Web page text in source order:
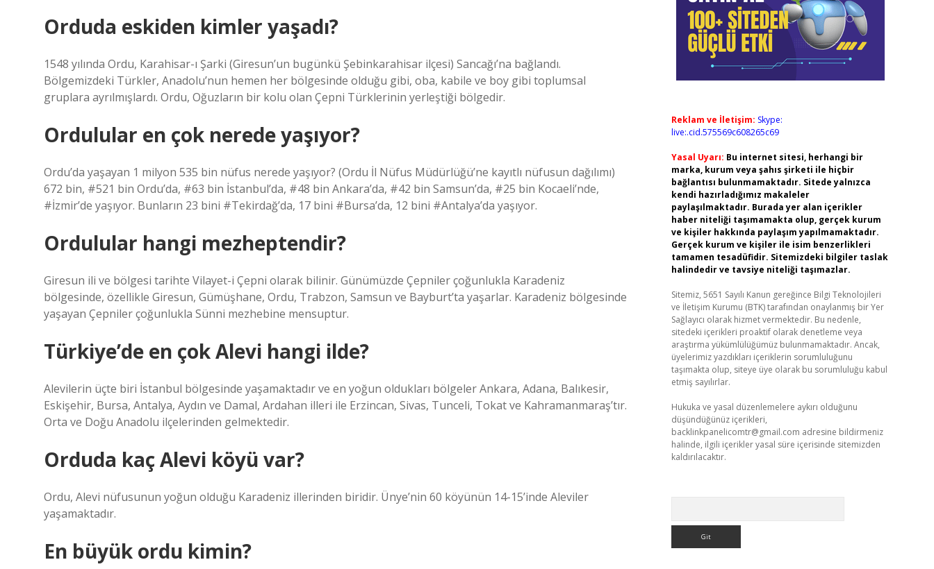
Orduda eskiden kimler yaşadı?
1548 yılında Ordu, Karahisar-ı Şarki (Giresun’un bugünkü Şebinkarahisar ilçesi) Sancağı’na bağlandı.
Bölgemizdeki Türkler, Anadolu’nun hemen her bölgesinde olduğu gibi, oba, kabile ve boy gibi toplumsal
gruplara ayrılmışlardı. Ordu, Oğuzların bir kolu olan Çepni Türklerinin yerleştiği bölgedir.
Ordulular en çok nerede yaşıyor?
Ordu’da yaşayan 1 milyon 535 bin nüfus nerede yaşıyor? (Ordu İl Nüfus Müdürlüğü’ne kayıtlı nüfusun dağılımı)
672 bin, #521 bin Ordu’da, #63 bin İstanbul’da, #48 bin Ankara’da, #42 bin Samsun’da, #25 bin Kocaeli’nde,
#İzmir’de yaşıyor. Bunların 23 bini #Tekirdağ’da, 17 bini #Bursa’da, 12 bini #Antalya’da yaşıyor.
Ordulular hangi mezheptendir?
Giresun ili ve bölgesi tarihte Vilayet-i Çepni olarak bilinir. Günümüzde Çepniler çoğunlukla Karadeniz
bölgesinde, özellikle Giresun, Gümüşhane, Ordu, Trabzon, Samsun ve Bayburt’ta yaşarlar. Karadeniz bölgesinde
yaşayan Çepniler çoğunlukla Sünni mezhebine mensuptur.
Türkiye’de en çok Alevi hangi ilde?
Alevilerin üçte biri İstanbul bölgesinde yaşamaktadır ve en yoğun oldukları bölgeler Ankara, Adana, Balıkesir,
Eskişehir, Bursa, Antalya, Aydın ve Damal, Ardahan illeri ile Erzincan, Sivas, Tunceli, Tokat ve Kahramanmaraş’tır.
Orta ve Doğu Anadolu ilçelerinden gelmektedir.
Orduda kaç Alevi köyü var?
Ordu, Alevi nüfusunun yoğun olduğu Karadeniz illerinden biridir. Ünye’nin 60 köyünün 14-15’inde Aleviler
yaşamaktadır.
En büyük ordu kimin?
Reklam ve İletişim: Skype:
live:.cid.575569c608265c69
Yasal Uyarı: Bu internet sitesi, herhangi bir
marka, kurum veya şahıs şirketi ile hiçbir
bağlantısı bulunmamaktadır. Sitede yalnızca
kendi hazırladığımız makaleler
paylaşılmaktadır. Burada yer alan içerikler
haber niteliği taşımamakta olup, gerçek kurum
ve kişiler hakkında paylaşım yapılmamaktadır.
Gerçek kurum ve kişiler ile isim benzerlikleri
tamamen tesadüfidir. Sitemizdeki bilgiler taslak
halindedir ve tavsiye niteliği taşımazlar.
Sitemiz, 5651 Sayılı Kanun gereğince Bilgi Teknolojileri
ve İletişim Kurumu (BTK) tarafından onaylanmış bir Yer
Sağlayıcı olarak hizmet vermektedir. Bu nedenle,
sitedeki içerikleri proaktif olarak denetleme veya
araştırma yükümlülüğümüz bulunmamaktadır. Ancak,
üyelerimiz yazdıkları içeriklerin sorumluluğunu
taşımakta olup, siteye üye olarak bu sorumluluğu kabul
etmiş sayılırlar.
Hukuka ve yasal düzenlemelere aykırı olduğunu
düşündüğünüz içerikleri,
backlinkpanelicomtr@gmail.com adresine bildirmeniz
halinde, ilgili içerikler yasal süre içerisinde sitemizden
kaldırılacaktır.